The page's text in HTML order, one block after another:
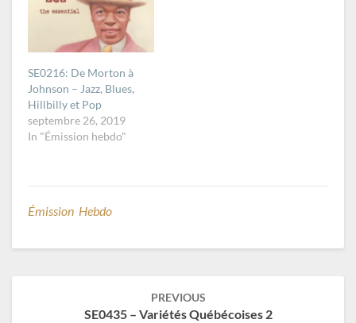
SE0216: De Morton à
Johnson – Jazz, Blues,
Hillbilly et Pop
septembre 26, 2019
In "Émission hebdo"
Émission Hebdo
PREVIOUS
SE0435 – Variétés Québécoises 2